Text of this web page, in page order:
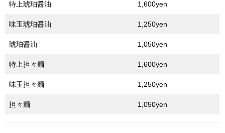
特上琥珀醤油 1,600yen
味玉琥珀醤油 1,250yen
琥珀醤油 1,050yen
特上担々麺 1,600yen
味玉担々麺 1,250yen
担々麺 1,050yen